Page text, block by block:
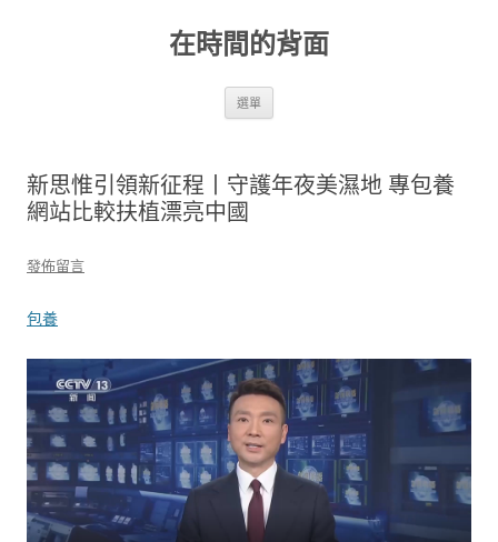
在時間的背面
選單
新思惟引領新征程丨守護年夜美濕地 專包養
網站比較扶植漂亮中國
發佈留言
包養